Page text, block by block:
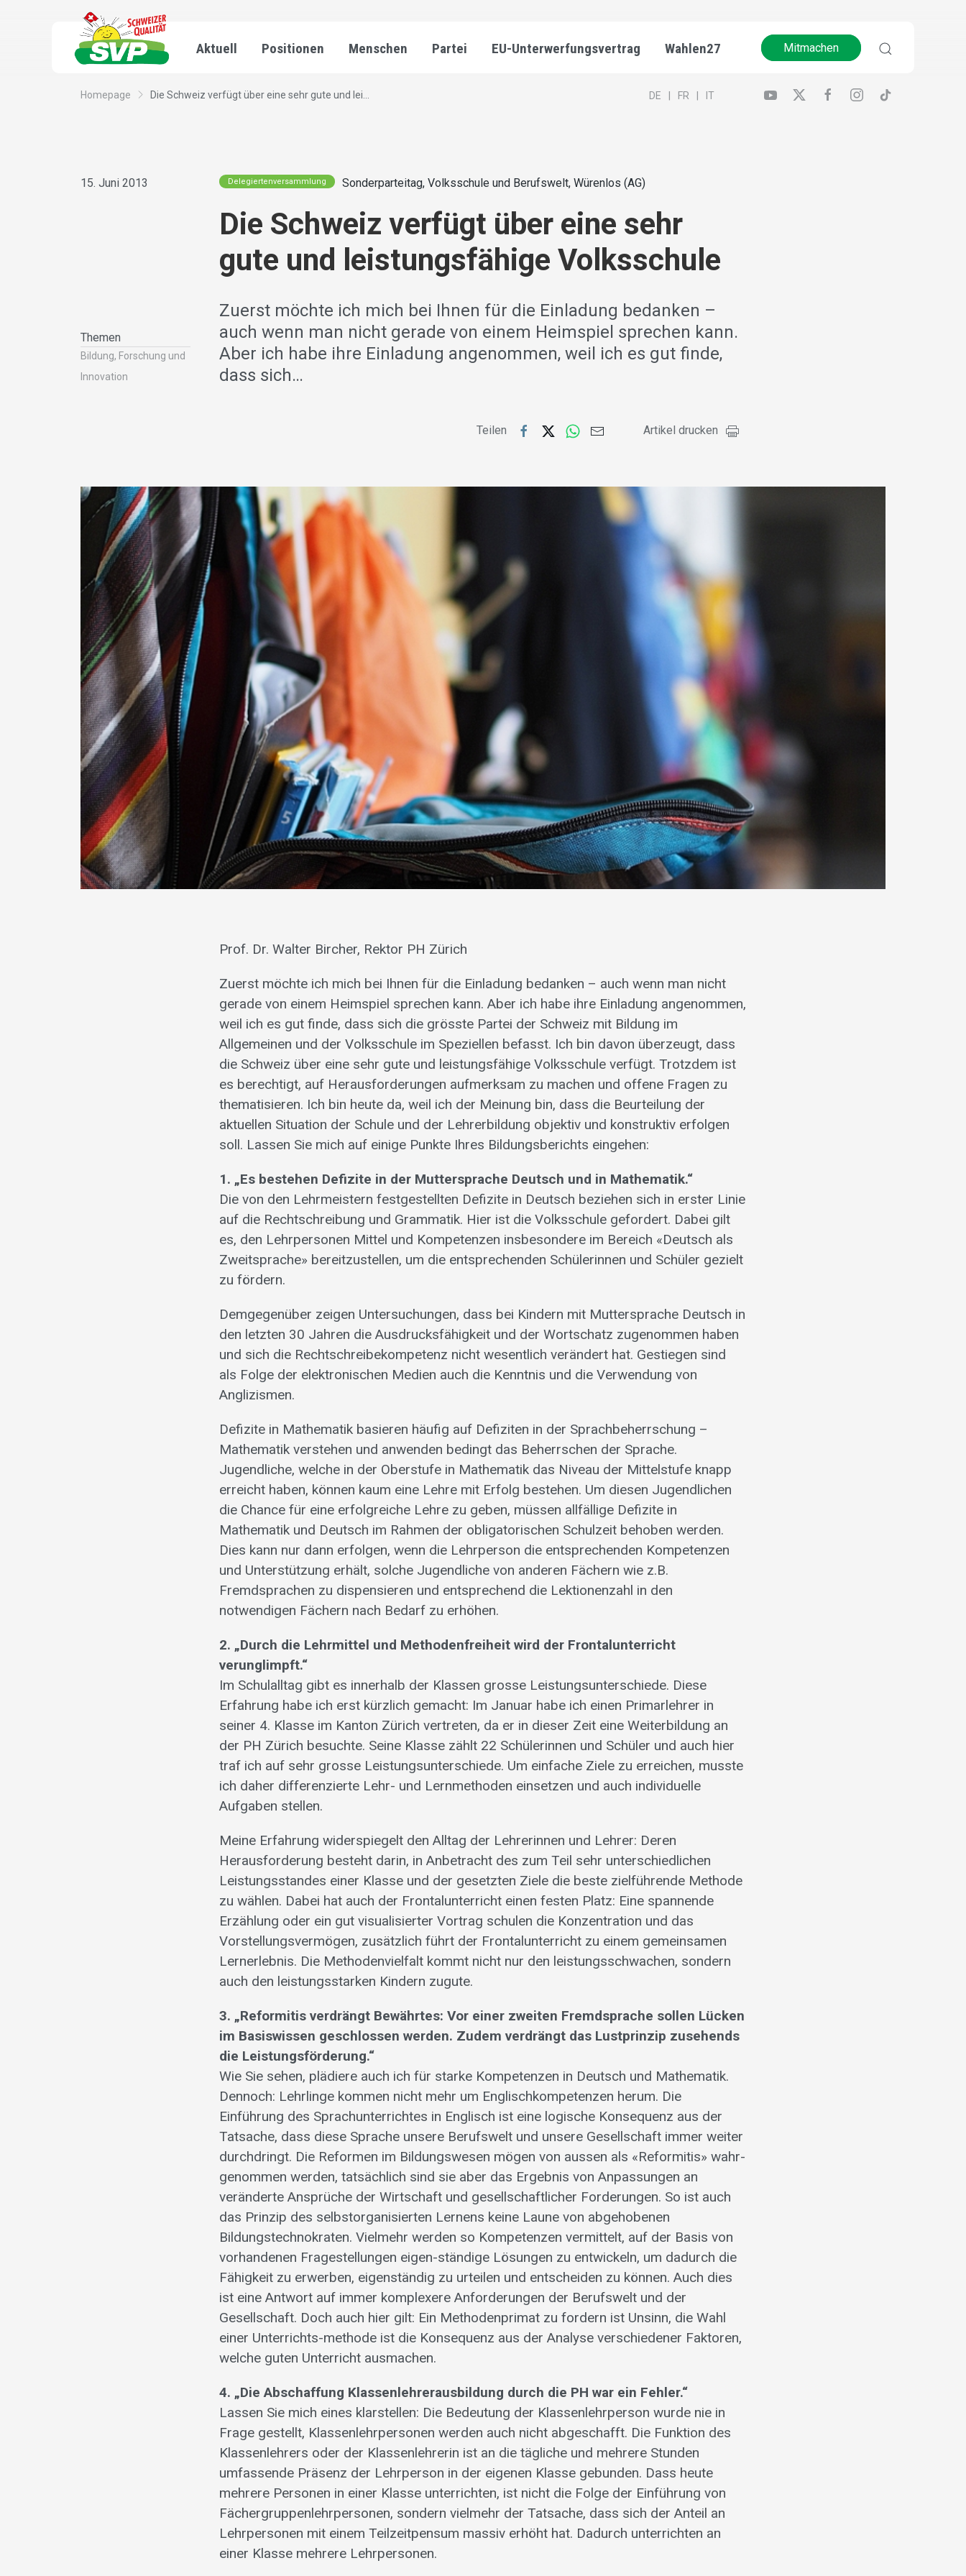
Aktuell Positionen Menschen Partei EU-Unterwerfungsvertrag Wahlen27 Mitmachen
Homepage Die Schweiz verfügt über eine sehr gute und lei... DE FR IT
15. Juni 2013
Themen
Bildung, Forschung und
Innovation
Delegiertenversammlung Sonderparteitag, Volksschule und Berufswelt, Würenlos (AG)
Die Schweiz verfügt über eine sehr
gute und leistungsfähige Volksschule
Zuerst möchte ich mich bei Ihnen für die Einladung bedanken –
auch wenn man nicht gerade von einem Heimspiel sprechen kann.
Aber ich habe ihre Einladung angenommen, weil ich es gut finde,
dass sich…
Teilen Artikel drucken
Prof. Dr. Walter Bircher, Rektor PH Zürich
Zuerst möchte ich mich bei Ihnen für die Einladung bedanken – auch wenn man nicht
gerade von einem Heimspiel sprechen kann. Aber ich habe ihre Einladung angenommen,
weil ich es gut finde, dass sich die grösste Partei der Schweiz mit Bildung im
Allgemeinen und der Volksschule im Speziellen befasst. Ich bin davon überzeugt, dass
die Schweiz über eine sehr gute und leistungsfähige Volksschule verfügt. Trotzdem ist
es berechtigt, auf Herausforderungen aufmerksam zu machen und offene Fragen zu
thematisieren. Ich bin heute da, weil ich der Meinung bin, dass die Beurteilung der
aktuellen Situation der Schule und der Lehrerbildung objektiv und konstruktiv erfolgen
soll. Lassen Sie mich auf einige Punkte Ihres Bildungsberichts eingehen:
1. „Es bestehen Defizite in der Muttersprache Deutsch und in Mathematik.“
Die von den Lehrmeistern festgestellten Defizite in Deutsch beziehen sich in erster Linie
auf die Rechtschreibung und Grammatik. Hier ist die Volksschule gefordert. Dabei gilt
es, den Lehrpersonen Mittel und Kompetenzen insbesondere im Bereich «Deutsch als
Zweitsprache» bereitzustellen, um die entsprechenden Schülerinnen und Schüler gezielt
zu fördern.
Demgegenüber zeigen Untersuchungen, dass bei Kindern mit Muttersprache Deutsch in
den letzten 30 Jahren die Ausdrucksfähigkeit und der Wortschatz zugenommen haben
und sich die Rechtschreibekompetenz nicht wesentlich verändert hat. Gestiegen sind
als Folge der elektronischen Medien auch die Kenntnis und die Verwendung von
Anglizismen.
Defizite in Mathematik basieren häufig auf Defiziten in der Sprachbeherrschung –
Mathematik verstehen und anwenden bedingt das Beherrschen der Sprache.
Jugendliche, welche in der Oberstufe in Mathematik das Niveau der Mittelstufe knapp
erreicht haben, können kaum eine Lehre mit Erfolg bestehen. Um diesen Jugendlichen
die Chance für eine erfolgreiche Lehre zu geben, müssen allfällige Defizite in
Mathematik und Deutsch im Rahmen der obligatorischen Schulzeit behoben werden.
Dies kann nur dann erfolgen, wenn die Lehrperson die entsprechenden Kompetenzen
und Unterstützung erhält, solche Jugendliche von anderen Fächern wie z.B.
Fremdsprachen zu dispensieren und entsprechend die Lektionenzahl in den
notwendigen Fächern nach Bedarf zu erhöhen.
2. „Durch die Lehrmittel und Methodenfreiheit wird der Frontalunterricht
verunglimpft.“
Im Schulalltag gibt es innerhalb der Klassen grosse Leistungsunterschiede. Diese
Erfahrung habe ich erst kürzlich gemacht: Im Januar habe ich einen Primarlehrer in
seiner 4. Klasse im Kanton Zürich vertreten, da er in dieser Zeit eine Weiterbildung an
der PH Zürich besuchte. Seine Klasse zählt 22 Schülerinnen und Schüler und auch hier
traf ich auf sehr grosse Leistungsunterschiede. Um einfache Ziele zu erreichen, musste
ich daher differenzierte Lehr- und Lernmethoden einsetzen und auch individuelle
Aufgaben stellen.
Meine Erfahrung widerspiegelt den Alltag der Lehrerinnen und Lehrer: Deren
Herausforderung besteht darin, in Anbetracht des zum Teil sehr unterschiedlichen
Leistungsstandes einer Klasse und der gesetzten Ziele die beste zielführende Methode
zu wählen. Dabei hat auch der Frontalunterricht einen festen Platz: Eine spannende
Erzählung oder ein gut visualisierter Vortrag schulen die Konzentration und das
Vorstellungsvermögen, zusätzlich führt der Frontalunterricht zu einem gemeinsamen
Lernerlebnis. Die Methodenvielfalt kommt nicht nur den leistungsschwachen, sondern
auch den leistungsstarken Kindern zugute.
3. „Reformitis verdrängt Bewährtes: Vor einer zweiten Fremdsprache sollen Lücken
im Basiswissen geschlossen werden. Zudem verdrängt das Lustprinzip zusehends
die Leistungsförderung.“
Wie Sie sehen, plädiere auch ich für starke Kompetenzen in Deutsch und Mathematik.
Dennoch: Lehrlinge kommen nicht mehr um Englischkompetenzen herum. Die
Einführung des Sprachunterrichtes in Englisch ist eine logische Konsequenz aus der
Tatsache, dass diese Sprache unsere Berufswelt und unsere Gesellschaft immer weiter
durchdringt. Die Reformen im Bildungswesen mögen von aussen als «Reformitis» wahr-
genommen werden, tatsächlich sind sie aber das Ergebnis von Anpassungen an
veränderte Ansprüche der Wirtschaft und gesellschaftlicher Forderungen. So ist auch
das Prinzip des selbstorganisierten Lernens keine Laune von abgehobenen
Bildungstechnokraten. Vielmehr werden so Kompetenzen vermittelt, auf der Basis von
vorhandenen Fragestellungen eigen-ständige Lösungen zu entwickeln, um dadurch die
Fähigkeit zu erwerben, eigenständig zu urteilen und entscheiden zu können. Auch dies
ist eine Antwort auf immer komplexere Anforderungen der Berufswelt und der
Gesellschaft. Doch auch hier gilt: Ein Methodenprimat zu fordern ist Unsinn, die Wahl
einer Unterrichts-methode ist die Konsequenz aus der Analyse verschiedener Faktoren,
welche guten Unterricht ausmachen.
4. „Die Abschaffung Klassenlehrerausbildung durch die PH war ein Fehler.“
Lassen Sie mich eines klarstellen: Die Bedeutung der Klassenlehrperson wurde nie in
Frage gestellt, Klassenlehrpersonen werden auch nicht abgeschafft. Die Funktion des
Klassenlehrers oder der Klassenlehrerin ist an die tägliche und mehrere Stunden
umfassende Präsenz der Lehrperson in der eigenen Klasse gebunden. Dass heute
mehrere Personen in einer Klasse unterrichten, ist nicht die Folge der Einführung von
Fächergruppenlehrpersonen, sondern vielmehr der Tatsache, dass sich der Anteil an
Lehrpersonen mit einem Teilzeitpensum massiv erhöht hat. Dadurch unterrichten an
einer Klasse mehrere Lehrpersonen.